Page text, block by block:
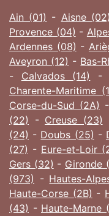
Ain (01) - Aisne (02)
Provence (04) -
Ardennes (08) -
Aveyron (12) - Bas-
- Calvados (14) -
Charente-Maritime
Corse-du-Sud (2A) -
(22) - Creuse (23)
(24) - Doubs (25) -
(27) - Eure-et-Loir
Gers (32) - Gironde
(973) - Hautes-
Haute-Corse (2B) -
(43) - Haute-Marne